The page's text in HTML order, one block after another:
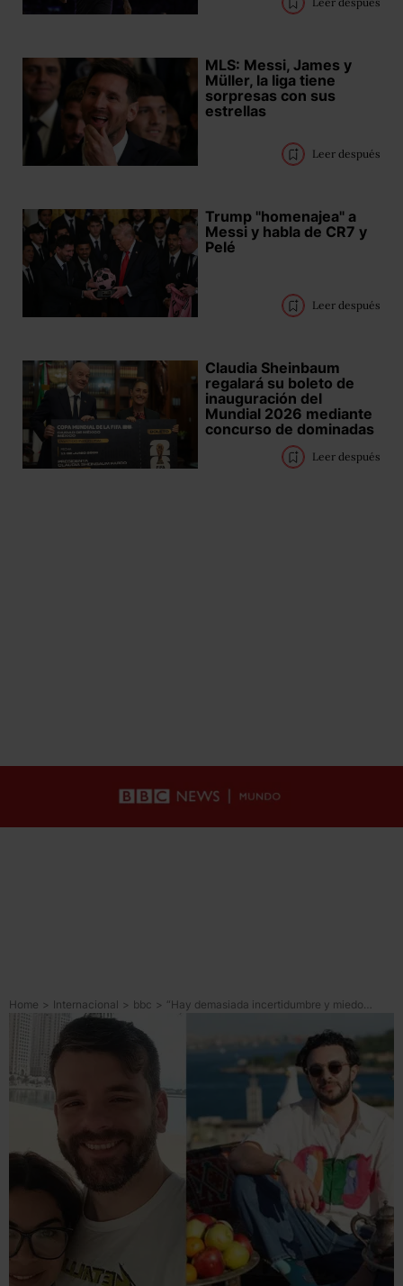
MLS: Messi, James y
Müller, la liga tiene
sorpresas con sus
estrellas
Leer después
Trump "homenajea" a
Messi y habla de CR7 y
Pelé
Leer después
Claudia Sheinbaum
regalará su boleto de
inauguración del
Mundial 2026 mediante
concurso de dominadas
Leer después
Home > Internacional > bbc >